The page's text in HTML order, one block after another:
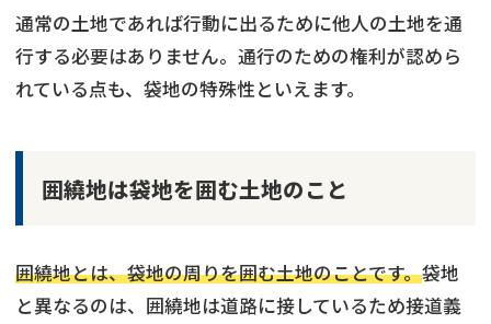
通常の土地であれば行動に出るために他人の土地を通
行する必要はありません。通行のための権利が認めら
れている点も、袋地の特殊性といえます。
囲繞地は袋地を囲む土地のこと
囲繞地とは、袋地の周りを囲む土地のことです。袋地
と異なるのは、囲繞地は道路に接しているため接道義